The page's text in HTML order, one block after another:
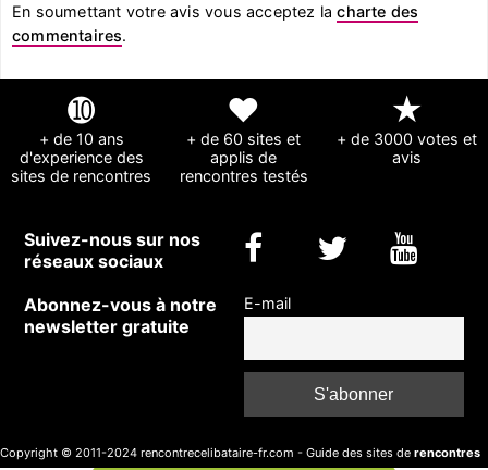
En soumettant votre avis vous acceptez lacharte des
commentaires.
➓
+ de 10 ans
d'experience des
sites de rencontres
❤
+ de 60 sites et
applis de
rencontres testés
★
+ de 3000 votes et
avis
Suivez-nous sur nos
réseaux sociaux
Abonnez-vous à notre
newsletter gratuite
E-mail
Copyright © 2011-2024 rencontrecelibataire-fr.com - Guide des sites de rencontres